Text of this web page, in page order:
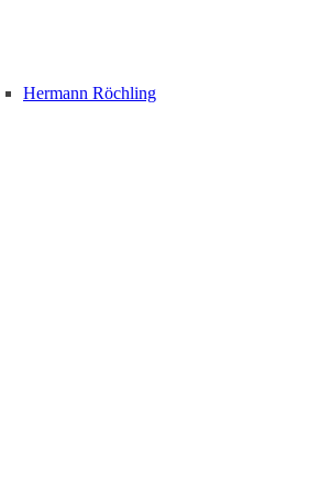
Hermann Röchling